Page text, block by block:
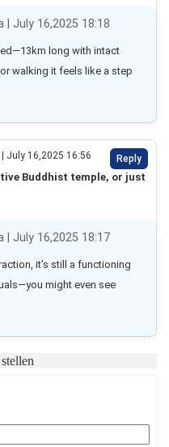
July 16,2025 18:18
long with intact
walking it feels like a step
July 16,2025 16:56 Reply
Buddhist temple, or just
July 16,2025 18:17
it’s still a functioning
might even see